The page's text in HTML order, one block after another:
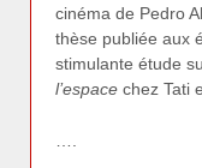
cinéma de Pedro
thèse publiée aux
stimulante étude
l’espace chez Tati